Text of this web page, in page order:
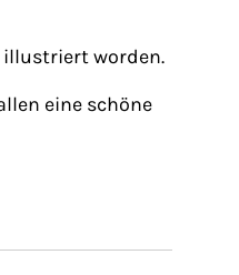
illustriert worden.
eine schöne